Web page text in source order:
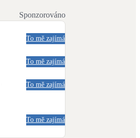
Sponzorováno
To mě zajímá
To mě zajímá
To mě zajímá
To mě zajímá